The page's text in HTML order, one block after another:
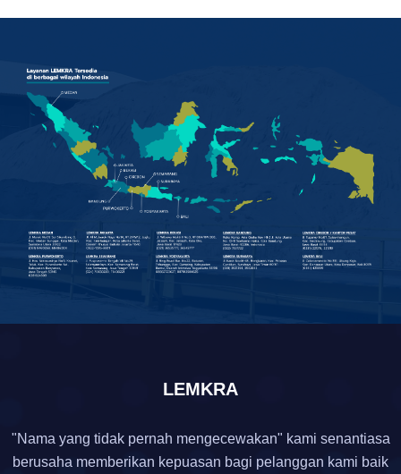
LEMKRA
"Nama yang tidak pernah mengecewakan" kami senantiasa
berusaha memberikan kepuasan bagi pelanggan kami baik